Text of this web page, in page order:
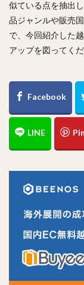
似ている点を抽出
品ジャンルや販売
で、今回紹介した
アップを図ってくだ